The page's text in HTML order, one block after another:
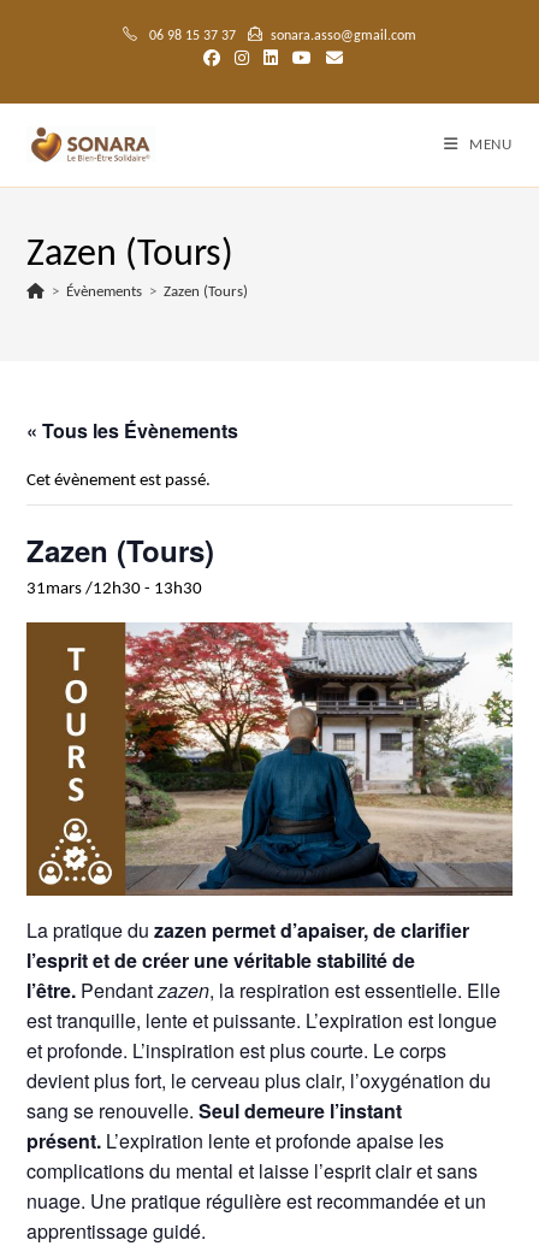
06 98 15 37 37 sonara.asso@gmail.com
MENU
Zazen (Tours)
> Évènements > Zazen (Tours)
« Tous les Évènements
Cet évènement est passé.
Zazen (Tours)
31mars /12h30 - 13h30
La pratique duzazen permet d’apaiser, de clarifier
l’esprit et de créer une véritable stabilité de
l’être. Pendantzazen, la respiration est essentielle. Elle
est tranquille, lente et puissante. L’expiration est longue
et profonde. L’inspiration est plus courte. Le corps
devient plus fort, le cerveau plus clair, l’oxygénation du
sang se renouvelle.Seul demeure l’instant
présent. L’expiration lente et profonde apaise les
complications du mental et laisse l’esprit clair et sans
nuage. Une pratique régulière est recommandée et un
apprentissage guidé.